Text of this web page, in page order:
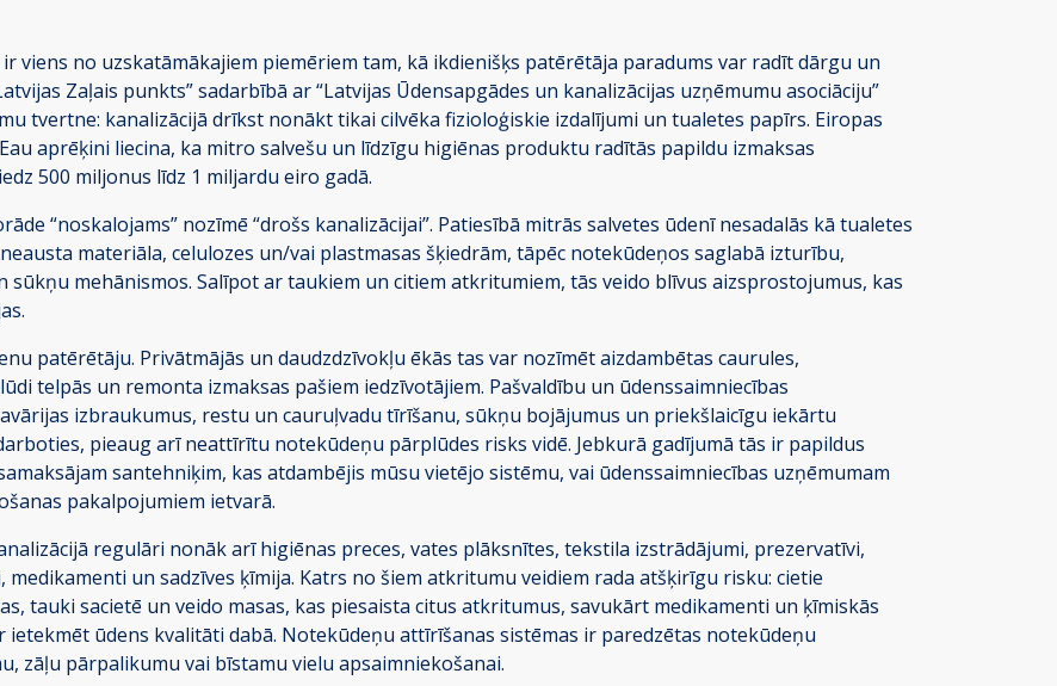
viens no uzskatāmākajiem piemēriem tam, kā ikdienišķs patērētāja paradums var radīt dārgu un
Zaļais punkts” sadarbībā ar “Latvijas Ūdensapgādes un kanalizācijas uzņēmumu asociāciju”
tvertne: kanalizācijā drīkst nonākt tikai cilvēka fizioloģiskie izdalījumi un tualetes papīrs. Eiropas
aprēķini liecina, ka mitro salvešu un līdzīgu higiēnas produktu radītās papildu izmaksas
500 miljonus līdz 1 miljardu eiro gadā.
“noskalojams” nozīmē “drošs kanalizācijai”. Patiesībā mitrās salvetes ūdenī nesadalās kā tualetes
materiāla, celulozes un/vai plastmasas šķiedrām, tāpēc notekūdeņos saglabā izturību,
sūkņu mehānismos. Salīpot ar taukiem un citiem atkritumiem, tās veido blīvus aizsprostojumus, kas
patērētāju. Privātmājās un daudzdzīvokļu ēkās tas var nozīmēt aizdambētas caurules,
telpās un remonta izmaksas pašiem iedzīvotājiem. Pašvaldību un ūdenssaimniecības
izbraukumus, restu un cauruļvadu tīrīšanu, sūkņu bojājumus un priekšlaicīgu iekārtu
pieaug arī neattīrītu notekūdeņu pārplūdes risks vidē. Jebkurā gadījumā tās ir papildus
santehniķim, kas atdambējis mūsu vietējo sistēmu, vai ūdenssaimniecības uzņēmumam
pakalpojumiem ietvarā.
regulāri nonāk arī higiēnas preces, vates plāksnītes, tekstila izstrādājumi, prezervatīvi,
un sadzīves ķīmija. Katrs no šiem atkritumu veidiem rada atšķirīgu risku: cietie
tauki sacietē un veido masas, kas piesaista citus atkritumus, savukārt medikamenti un ķīmiskās
ūdens kvalitāti dabā. Notekūdeņu attīrīšanas sistēmas ir paredzētas notekūdeņu
zāļu pārpalikumu vai bīstamu vielu apsaimniekošanai.